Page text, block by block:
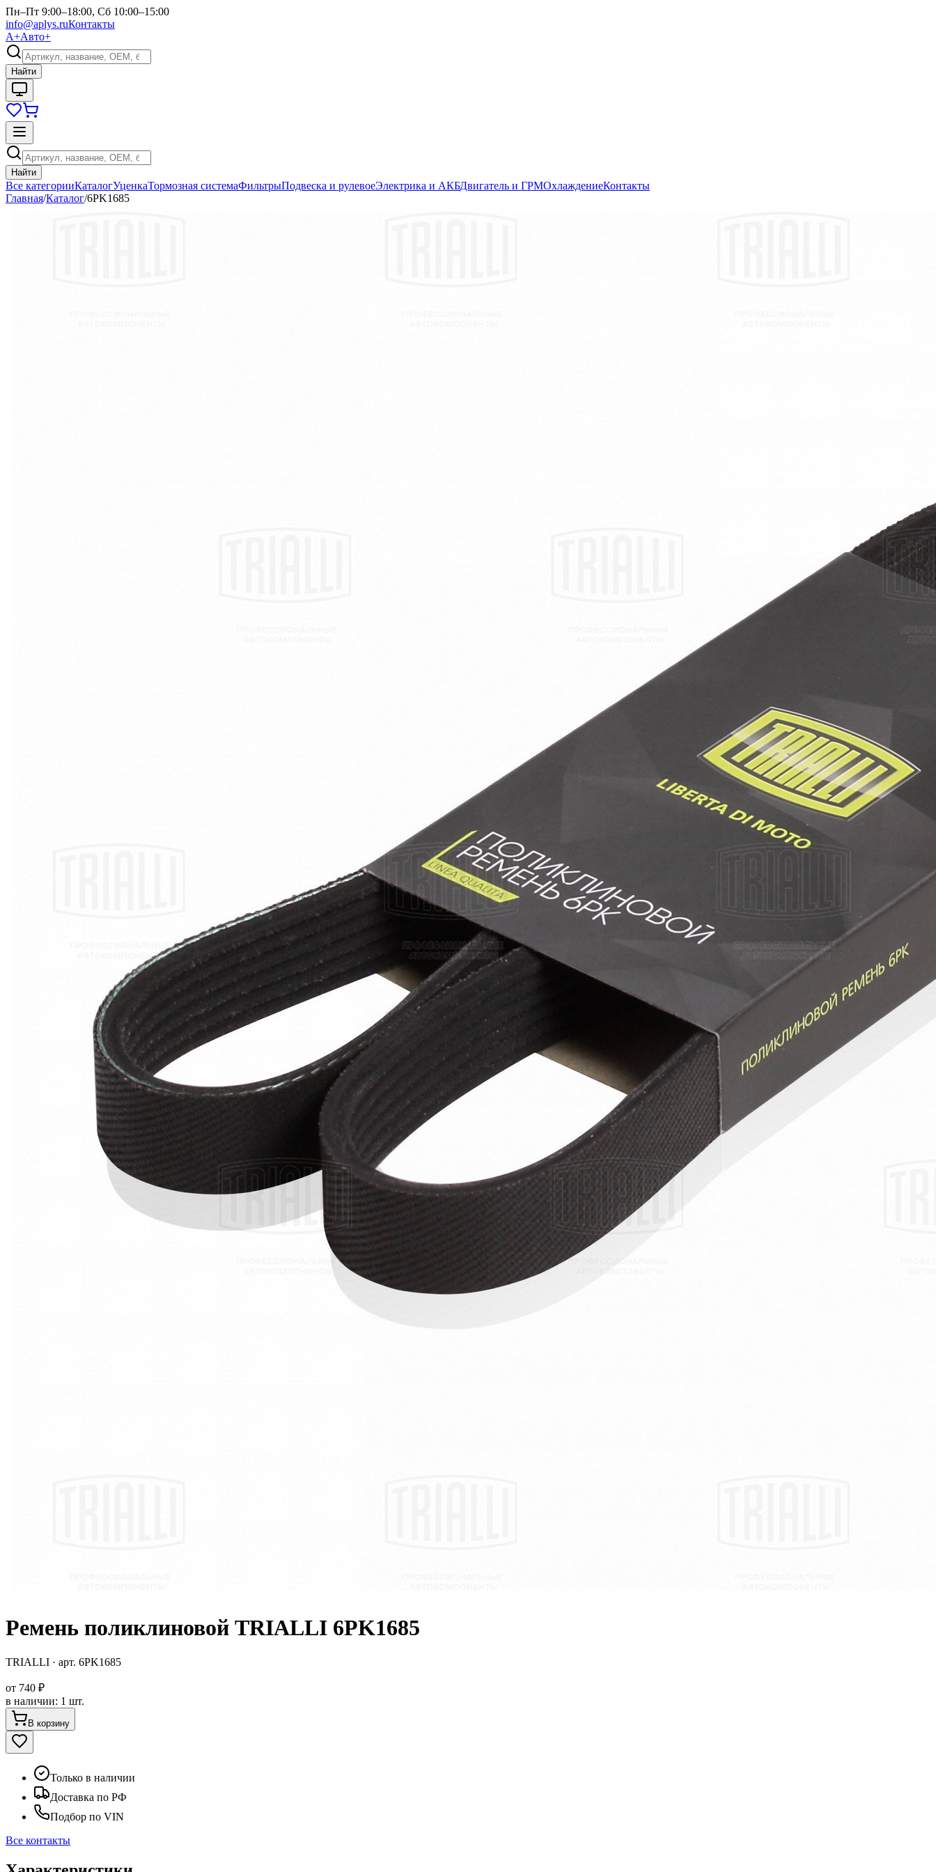
Пн–Пт 9:00–18:00, Сб 10:00–15:00
info@aplys.ruКонтакты
А+Авто+
Найти
Найти
Все категорииКаталогУценкаТормозная системаФильтрыПодвеска и рулевоеЭлектрика и АКБДвигатель и ГРМОхлаждениеКонтакты
Главная/Каталог/6PK1685
Ремень поликлиновой TRIALLI 6PK1685
TRIALLI · арт. 6PK1685
от 740 ₽
в наличии: 1 шт.
В корзину
Только в наличии
Доставка по РФ
Подбор по VIN
Все контакты